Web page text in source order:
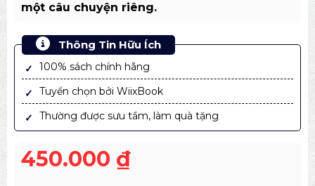
một câu chuyện riêng.
Thông Tin Hữu Ích
100% sách chính hãng
Tuyển chọn bởi WiixBook
Thường được sưu tầm, làm quà tặng
450.000 ₫